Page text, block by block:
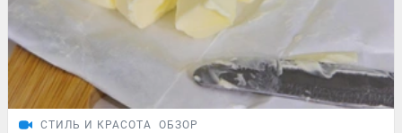
СТИЛЬ И КРАСОТА ОБЗОР